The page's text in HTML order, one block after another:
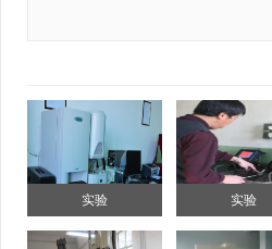
实验 实验